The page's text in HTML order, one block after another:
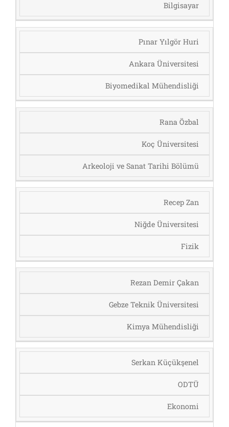
Bilgisayar
Pınar Yılgör Huri
Ankara Üniversitesi
Biyomedikal Mühendisliği
Rana Özbal
Koç Üniversitesi
Arkeoloji ve Sanat Tarihi Bölümü
Recep Zan
Niğde Üniversitesi
Fizik
Rezan Demir Çakan
Gebze Teknik Üniversitesi
Kimya Mühendisliği
Serkan Küçükşenel
ODTÜ
Ekonomi